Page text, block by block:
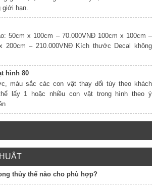
giới hạn.
50cm x 100cm – 70.000VNĐ 100cm x 100cm –
200cm – 210.000VNĐ Kích thước Decal không
hình 80
màu sắc các con vật thay đổi tùy theo khách
lấy 1 hoặc nhiều con vật trong hình theo ý
thủy thế nào cho phù hợp?